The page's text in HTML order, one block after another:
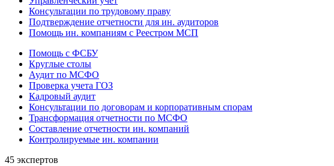
Консультации по трудовому праву
Подтверждение отчетности для ин. аудиторов
Помощь ин. компаниям с Реестром МСП
Помощь с ФСБУ
Круглые столы
Аудит по МСФО
Проверка учета ГОЗ
Кадровый аудит
Консультации по договорам и корпоративным спорам
Трансформация отчетности по МСФО
Составление отчетности ин. компаний
Контролируемые ин. компании
45 экспертов